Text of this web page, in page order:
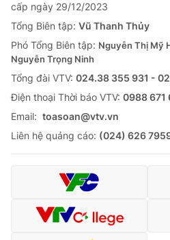
cấp ngày 29/12/2023
Tổng Biên tập: Vũ Thanh Thủy
Phó Tổng Biên tập: Nguyễn Thị Mỹ
Nguyễn Trọng Ninh
Tổng đài VTV: 024.38 355 931 -
Ðiện thoại Thời báo VTV: 0988 671
Email: toasoan@vtv.vn
Liên hệ quảng cáo: (024) 626